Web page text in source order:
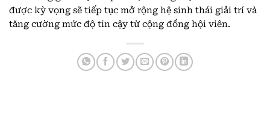
được kỳ vọng sẽ tiếp tục mở rộng hệ sinh thái giải trí và
tăng cường mức độ tin cậy từ cộng đồng hội viên.